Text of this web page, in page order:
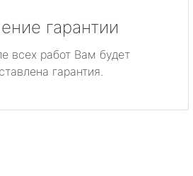
гарантии
всех работ Вам будет
гарантия.